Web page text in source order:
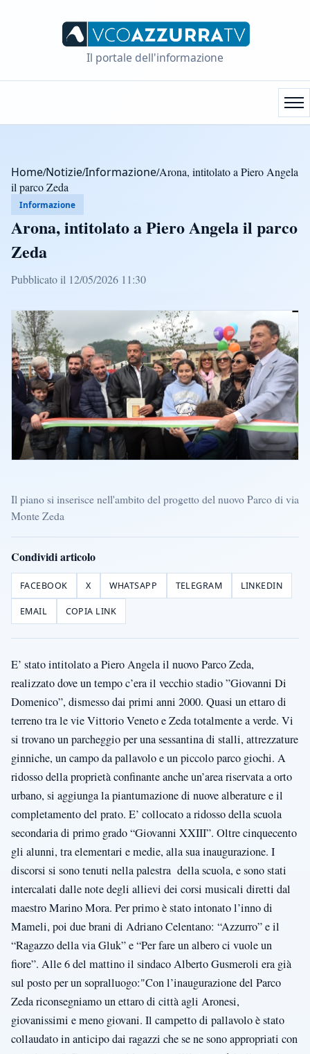
Il portale dell'informazione
Home/Notizie/Informazione/Arona, intitolato a Piero Angela
il parco Zeda
Informazione
Arona, intitolato a Piero Angela il parco
Zeda
Pubblicato il 12/05/2026 11:30
Il piano si inserisce nell'ambito del progetto del nuovo Parco di via
Monte Zeda
Condividi articolo
FACEBOOK X WHATSAPP TELEGRAM LINKEDIN
EMAIL COPIA LINK
E’ stato intitolato a Piero Angela il nuovo Parco Zeda,
realizzato dove un tempo c’era il vecchio stadio ”Giovanni Di
Domenico”, dismesso dai primi anni 2000. Quasi un ettaro di
terreno tra le vie Vittorio Veneto e Zeda totalmente a verde. Vi
si trovano un parcheggio per una sessantina di stalli, attrezzature
ginniche, un campo da pallavolo e un piccolo parco giochi. A
ridosso della proprietà confinante anche un’area riservata a orto
urbano, si aggiunga la piantumazione di nuove alberature e il
completamento del prato. E’ collocato a ridosso della scuola
secondaria di primo grado “Giovanni XXIII”. Oltre cinquecento
gli alunni, tra elementari e medie, alla sua inaugurazione. I
discorsi si sono tenuti nella palestra della scuola, e sono stati
intercalati dalle note degli allievi dei corsi musicali diretti dal
maestro Marino Mora. Per primo è stato intonato l’inno di
Mameli, poi due brani di Adriano Celentano: “Azzurro” e il
“Ragazzo della via Gluk” e “Per fare un albero ci vuole un
fiore”. Alle 6 del mattino il sindaco Alberto Gusmeroli era già
sul posto per un sopralluogo:"Con l’inaugurazione del Parco
Zeda riconsegniamo un ettaro di città agli Aronesi,
giovanissimi e meno giovani. Il campetto di pallavolo è stato
collaudato in anticipo dai ragazzi che se ne sono appropriati con